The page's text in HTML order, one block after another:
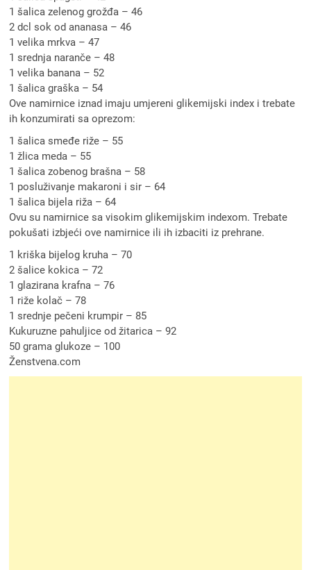
1 šalica zelenog grožđa – 46
2 dcl sok od ananasa – 46
1 velika mrkva – 47
1 srednja naranče – 48
1 velika banana – 52
1 šalica graška – 54
Ove namirnice iznad imaju umjereni glikemijski index i trebate
ih konzumirati sa oprezom:
1 šalica smeđe riže – 55
1 žlica meda – 55
1 šalica zobenog brašna – 58
1 posluživanje makaroni i sir – 64
1 šalica bijela riža – 64
Ovu su namirnice sa visokim glikemijskim indexom. Trebate
pokušati izbjeći ove namirnice ili ih izbaciti iz prehrane.
1 kriška bijelog kruha – 70
2 šalice kokica – 72
1 glazirana krafna – 76
1 riže kolač – 78
1 srednje pečeni krumpir – 85
Kukuruzne pahuljice od žitarica – 92
50 grama glukoze – 100
Ženstvena.com